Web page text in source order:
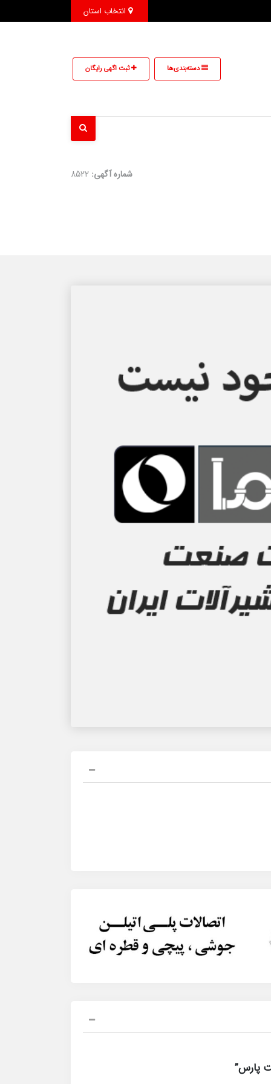
دسته‌بندی‌ها ثبت اگهی رایگان
شماره آگهی: 8522
پارس”